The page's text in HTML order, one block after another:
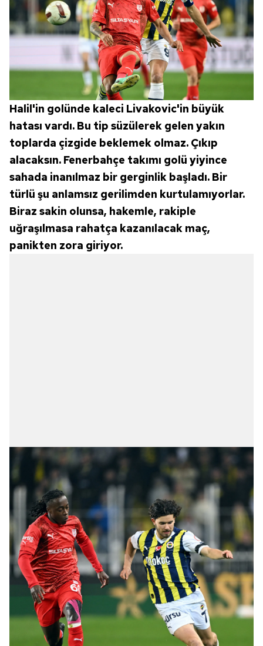
Halil'in golünde kaleci Livakovic'in büyük
hatası vardı. Bu tip süzülerek gelen yakın
toplarda çizgide beklemek olmaz. Çıkıp
alacaksın. Fenerbahçe takımı golü yiyince
sahada inanılmaz bir gerginlik başladı. Bir
türlü şu anlamsız gerilimden kurtulamıyorlar.
Biraz sakin olunsa, hakemle, rakiple
uğraşılmasa rahatça kazanılacak maç,
panikten zora giriyor.